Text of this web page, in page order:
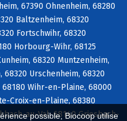
possible, Biocoop utilise
67390 Ohnenheim, 68280
Baltzenheim, 68320
Fortschwihr, 68320
Horbourg-Wihr, 68125
68320 Muntzenheim,
68320 Urschenheim, 68320
Wihr-en-Plaine, 68000
Croix-en-Plaine, 68380
au-Val, 68140 Griesbach-